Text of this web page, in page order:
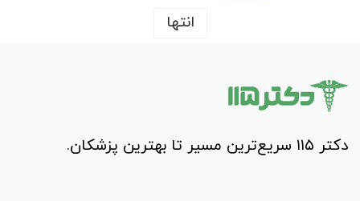
انتها
دکتر ۱۱۵ سریع‌ترین مسیر تا بهترین پزشکان.